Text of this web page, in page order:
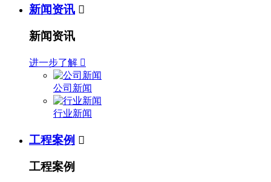
新闻资讯 
新闻资讯
进一步了解 
公司新闻
行业新闻
工程案例 
工程案例